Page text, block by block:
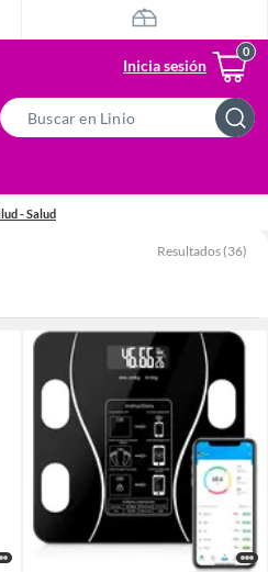
Inicia sesión
Bar
- Salud
Resultados (36)